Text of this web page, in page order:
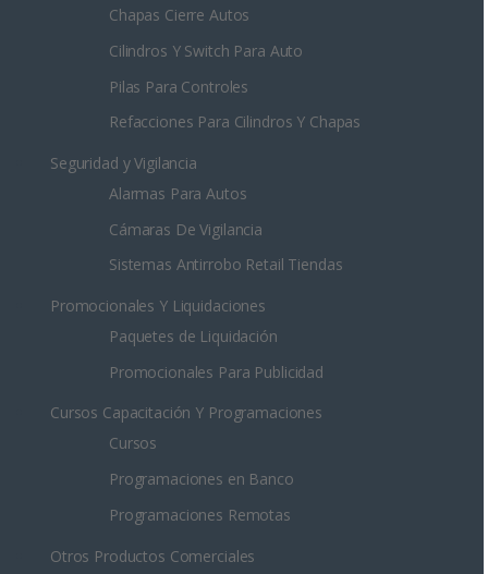
Chapas Cierre Autos
Cilindros Y Switch Para Auto
Pilas Para Controles
Refacciones Para Cilindros Y Chapas
Seguridad y Vigilancia
Alarmas Para Autos
Cámaras De Vigilancia
Sistemas Antirrobo Retail Tiendas
Promocionales Y Liquidaciones
Paquetes de Liquidación
Promocionales Para Publicidad
Cursos Capacitación Y Programaciones
Cursos
Programaciones en Banco
Programaciones Remotas
Otros Productos Comerciales